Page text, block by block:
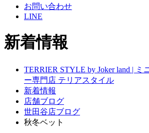
お問い合わせ
LINE
新着情報
TERRIER STYLE by Joker land |
ー専門店 テリアスタイル
新着情報
店舗ブログ
世田谷店ブログ
秋冬ベット